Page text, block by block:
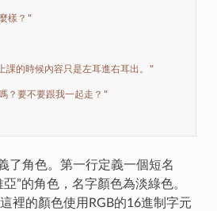
樣？"
課的時候內容只是左耳進右耳出。"
？要不要跟我一起走？"
了角色。第一行定義一個短名
亞”的角色，名字顏色為淡綠色。
裡的顏色使用RGB的16進制字元